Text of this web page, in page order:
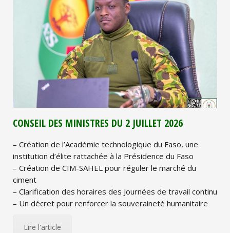
CONSEIL DES MINISTRES DU 2 JUILLET 2026
– Création de l’Académie technologique du Faso, une
institution d’élite rattachée à la Présidence du Faso
– Création de CIM-SAHEL pour réguler le marché du
ciment
– Clarification des horaires des Journées de travail continu
– Un décret pour renforcer la souveraineté humanitaire
Lire l'article